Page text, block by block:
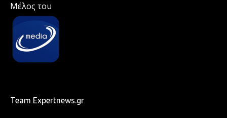
Μέλος του
Team Expertnews.gr